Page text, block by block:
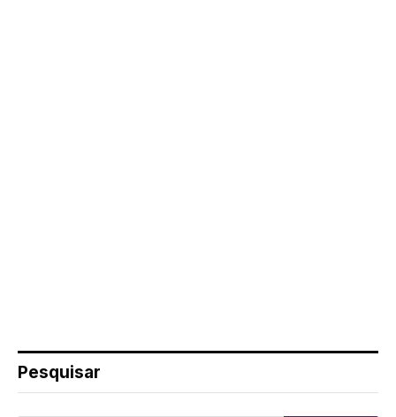
Pesquisar